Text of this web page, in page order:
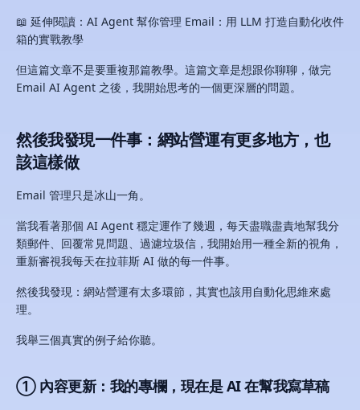
📖 延伸閱讀：AI Agent 幫你管理 Email：用 LLM 打造自動化收件
箱的實戰教學
但這篇文章不是要重複那篇教學。這篇文章是想跟你聊聊，做完
Email AI Agent 之後，我開始思考的一個更深層的問題。
然後我發現一件事：網站營運有更多地方，也
該這樣做
Email 管理只是冰山一角。
當我看著那個 AI Agent 穩定運作了幾週，每天盡職盡責地幫我分
類郵件、回覆常見問題、過濾垃圾信，我開始用一種全新的視角，
重新審視我每天在拉菲斯 AI 做的每一件事。
然後我發現：網站營運有太多環節，其實也該用自動化思維來處
理。
我舉三個真實的例子給你聽。
① 內容更新：我的專欄，現在是 AI 在幫我寫草稿